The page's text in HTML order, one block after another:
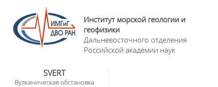
Институт морской геологии и
геофизики
Дальневосточного отделения
Российской академии наук
SVERT
Вулканическая обстановка